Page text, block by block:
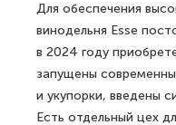
Для обеспечения
винодельня Esse
в 2024 году
запущены
и укупорки, введены
Есть отдельный цех